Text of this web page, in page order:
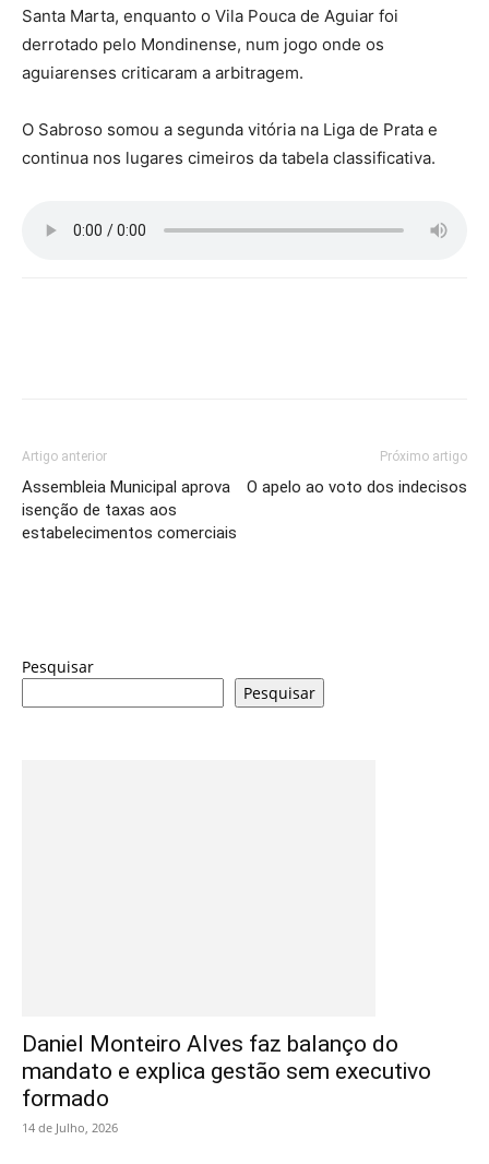
Santa Marta, enquanto o Vila Pouca de Aguiar foi
derrotado pelo Mondinense, num jogo onde os
aguiarenses criticaram a arbitragem.
O Sabroso somou a segunda vitória na Liga de Prata e
continua nos lugares cimeiros da tabela classificativa.
Artigo anterior
Assembleia Municipal aprova
isenção de taxas aos
estabelecimentos comerciais
Próximo artigo
O apelo ao voto dos indecisos
Pesquisar
Pesquisar
Daniel Monteiro Alves faz balanço do
mandato e explica gestão sem executivo
formado
14 de Julho, 2026